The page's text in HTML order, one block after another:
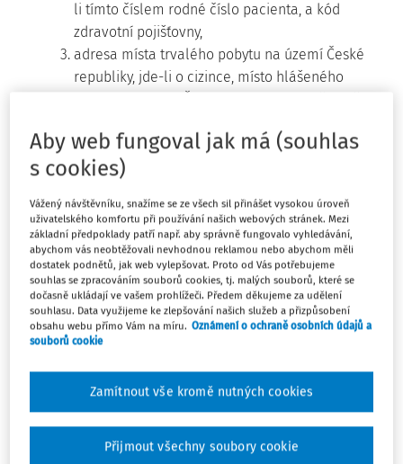
li tímto číslem rodné číslo pacienta, a kód
zdravotní pojišťovny,
3. adresa místa trvalého pobytu na území České
republiky, jde-li o cizince, místo hlášeného
republiky adresa bydliště mimo území České
republiky,
adresou podle bodu 3, a pokud je pacientem
sdělena,
5. telefonní číslo, adresa elektronické pošty,
případně další kontaktní údaje, pokud jsou
pacientem sděleny,
6. jedinečný resortní identifikátor pacienta
přidělený pacientovi Ústavem zdravotnických
informací a statistiky České republiky,
d) jméno, popřípadě jména, příjmení a podpis
zdravotnického pracovníka nebo jiného odborného
Aby web fungoval jak má (souhlas
s cookies)
Vážený návštěvníku, snažíme se ze všech sil přinášet vysokou úroveň
uživatelského komfortu při používání našich webových stránek. Mezi
základní předpoklady patří např. aby správně fungovalo vyhledávání,
abychom vás neobtěžovali nevhodnou reklamou nebo abychom měli
dostatek podnětů, jak web vylepšovat. Proto od Vás potřebujeme
souhlas se zpracováním souborů cookies, tj. malých souborů, které se
dočasně ukládají ve vašem prohlížeči. Předem děkujeme za udělení
souhlasu. Data využijeme ke zlepšování našich služeb a přizpůsobení
obsahu webu přímo Vám na míru. Oznámení o ochraně osobních údajů a
souborů cookie
Zamítnout vše kromě nutných cookies
Přijmout všechny soubory cookie